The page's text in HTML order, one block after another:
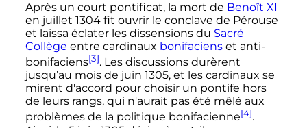
Après un court pontificat, la mort de Benoît XI
en juillet 1304fit ouvrir le conclave de Pérouse
et laissa éclater les dissensions du Sacré
Collège entre cardinaux bonifacienset anti-
bonifaciens[3]. Les discussions durèrent
jusqu’au mois de juin 1305, et les cardinaux se
mirent d'accord pour choisir un pontife hors
de leurs rangs, qui n'aurait pas été mêlé aux
problèmes de la politique bonifacienne[4].